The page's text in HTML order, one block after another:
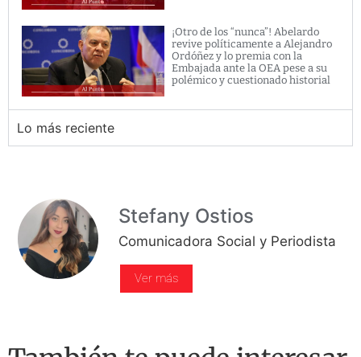
¡Otro de los “nunca”! Abelardo
revive políticamente a Alejandro
Ordóñez y lo premia con la
Embajada ante la OEA pese a su
polémico y cuestionado historial
Lo más reciente
Stefany Ostios
Comunicadora Social y Periodista
Ver más